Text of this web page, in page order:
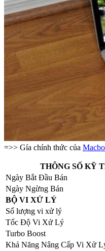
=>> Gía chính thức của
THÔNG SỐ KỸ
Ngày Bắt Đầu Bán
Ngày Ngừng Bán
BỘ VI XỬ LÝ
Số lượng vi xử lý
Tốc Độ Vi Xử Lý
Turbo Boost
Khả Năng Nâng Cấp Vi Xử